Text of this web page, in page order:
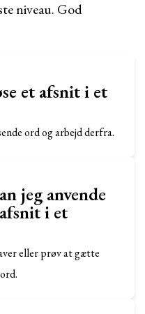
niveau. God
et afsnit i et
ord og arbejd derfra.
jeg anvende
i et
eller prøv at gætte